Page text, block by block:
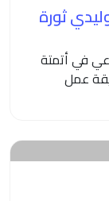
ثورة
في أتمتة
عمل